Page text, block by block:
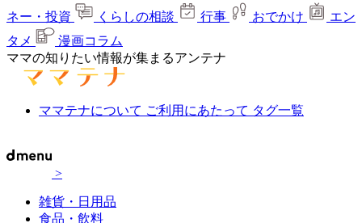
ネー・投資
くらしの相談 行事 おでかけ
エン
タメ
漫画コラム
ママの知りたい情報が集まるアンテナ
ママテナについて ご利用にあたって タグ一覧
>
雑貨・日用品
食品・飲料